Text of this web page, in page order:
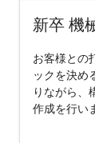
新卒 機
お客様との
ックを決め
りながら、
作成を行い